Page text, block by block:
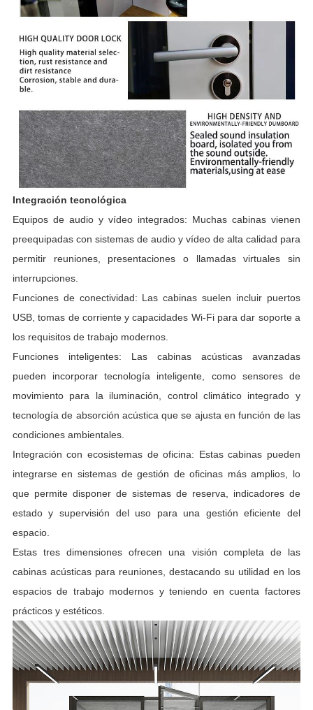
Integración tecnológica
Equipos de audio y vídeo integrados: Muchas cabinas vienen
preequipadas con sistemas de audio y vídeo de alta calidad para
permitir reuniones, presentaciones o llamadas virtuales sin
interrupciones.
Funciones de conectividad: Las cabinas suelen incluir puertos
USB, tomas de corriente y capacidades Wi-Fi para dar soporte a
los requisitos de trabajo modernos.
Funciones inteligentes: Las cabinas acústicas avanzadas
pueden incorporar tecnología inteligente, como sensores de
movimiento para la iluminación, control climático integrado y
tecnología de absorción acústica que se ajusta en función de las
condiciones ambientales.
Integración con ecosistemas de oficina: Estas cabinas pueden
integrarse en sistemas de gestión de oficinas más amplios, lo
que permite disponer de sistemas de reserva, indicadores de
estado y supervisión del uso para una gestión eficiente del
espacio.
Estas tres dimensiones ofrecen una visión completa de las
cabinas acústicas para reuniones, destacando su utilidad en los
espacios de trabajo modernos y teniendo en cuenta factores
prácticos y estéticos.